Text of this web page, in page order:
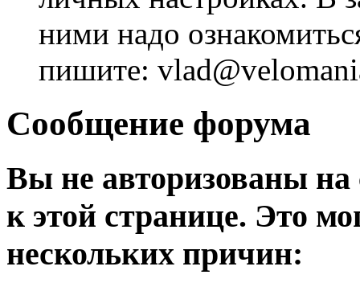
ними надо
пишите:
Сообщение форума
Вы не авторизованы на
к этой странице. Это
нескольких причин: